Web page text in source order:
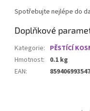
Spotřebujte nejlépe do
Doplňkové
Kategorie: PĚSTÍCÍ
Hmotnost:
0.1 kg
EAN: